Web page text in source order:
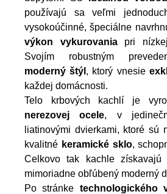
používajú sa veľmi
vysokoúčinné, špeciálne
výkon vykurovaniapri nízkej
Svojím robustným
moderný štýl , ktorý vnesie
každej domácnosti.
Telo krbových kachlí je
nerezovej ocele, v
liatinovými dvierkami, ktoré sú
kvalitné keramické sklo,
Celkovo tak kachle získavajú
mimoriadne obľúbený moderný
Po stránke technologického